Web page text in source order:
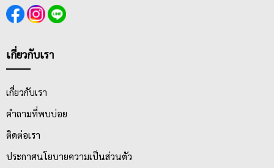
เกี่ยวกับเรา
เกี่ยวกับเรา
คำถามที่พบบ่อย
ติดต่อเรา
ประกาศนโยบายความเป็นส่วนตัว